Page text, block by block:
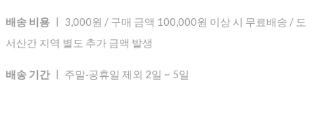
배송 비용 ㅣ 3,000원 / 구매 금액 100,000원 이상 시 무료배송 / 도
서산간 지역 별도 추가 금액 발생
배송 기간 ㅣ 주말·공휴일 제외 2일 ~ 5일